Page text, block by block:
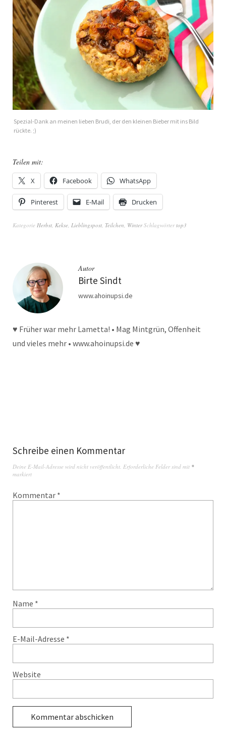
Spezial-Dank an meinen lieben Brudi, der den kleinen Bieber mit ins Bild
rückte. ;)
Teilen mit:
X Facebook WhatsApp
Pinterest E-Mail Drucken
Kategorie Herbst, Kekse, Lieblingspost, Teilchen, Winter Schlagwörtertop3
Autor
Birte Sindt
www.ahoinupsi.de
♥ Früher war mehr Lametta! • Mag Mintgrün, Offenheit
und vieles mehr • www.ahoinupsi.de ♥
Schreibe einen Kommentar
Deine E-Mail-Adresse wird nicht veröffentlicht. Erforderliche Felder sind mit *
markiert
Kommentar *
Name *
E-Mail-Adresse *
Website